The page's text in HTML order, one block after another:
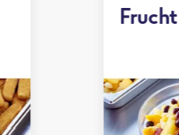
Frucht